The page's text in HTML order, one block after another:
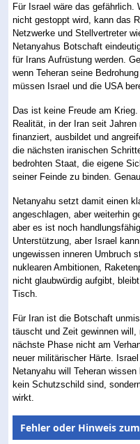
Für Israel wäre das
nicht gestoppt wird, kann das
Netzwerke und Stellvertreter
Netanyahus Botschaft
für Irans Aufrüstung werden.
wenn Teheran seine
müssen Israel und die USA
Das ist keine Freude am
Realität, in der Iran seit
finanziert, ausbildet und
die nächsten iranischen
bedrohten Staat, die eigene
seiner Feinde zu binden.
Netanyahu setzt damit einen
angeschlagen, aber weiterhin
aber es ist noch
Unterstützung, aber Israel
ungewissen inneren Umbruch
nuklearen Ambitionen,
nicht glaubwürdig aufgibt,
Tisch.
Für Iran ist die Botschaft
täuscht und Zeit gewinnen
nächste Phase nicht am
neuer militärischer Härte.
Netanyahu will Teheran
kein Schutzschild sind,
wirkt.
Fehler oder Hinweis